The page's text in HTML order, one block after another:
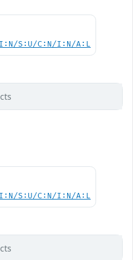
S:U/C:N/I:N/A:L
S:U/C:N/I:N/A:L